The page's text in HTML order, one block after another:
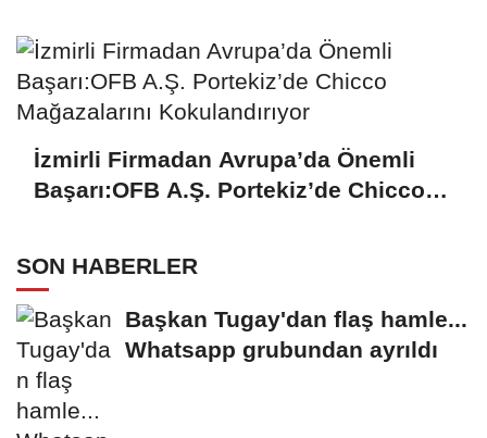
İzmirli Firmadan Avrupa’da Önemli
Başarı:OFB A.Ş. Portekiz’de Chicco
SON HABERLER
Başkan Tugay'dan flaş hamle...
Whatsapp grubundan ayrıldı